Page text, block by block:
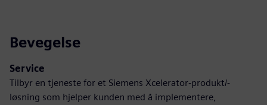
Bevegelse
Service
Tilbyr en tjeneste for et Siemens Xcelerator-produkt/-
løsning som hjelper kunden med å implementere,